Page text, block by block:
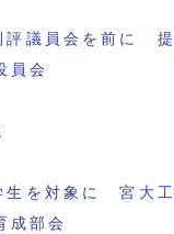
評議員会を前に
員会
生を対象に 宮大
成部会